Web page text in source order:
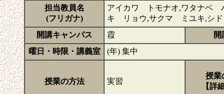
担当教員名
(フリガナ)
アイカワ トモナオ,ワタナベ
キ リョウ,サクマ ミユキ,シ
開講キャンパス
霞
開
曜日・時限・講義室
(年) 集中
授業の方法 実習
授業
【詳